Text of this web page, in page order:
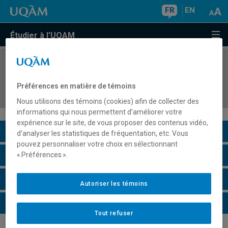
FR EN
Étudier à l'UQAM
COURS//
fondements et approches
Description du cours
Horaire - Été 2026
Horaire - Automne 2026
Horaire - Hiver 2027
Préférences en matière de témoins
Nous utilisons des témoins (cookies) afin de collecter des
informations qui nous permettent d’améliorer votre
expérience sur le site, de vous proposer des contenus vidéo,
d’analyser les statistiques de fréquentation, etc. Vous
pouvez personnaliser votre choix en sélectionnant
« Préférences ».
Tout refuser
Autoriser les témoins